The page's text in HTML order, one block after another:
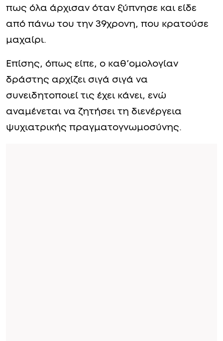
πως όλα άρχισαν όταν ξύπνησε και είδε
από πάνω του την 39χρονη, που κρατούσε
μαχαίρι.
Επίσης, όπως είπε, ο καθ’ομολογίαν
δράστης αρχίζει σιγά σιγά να
συνειδητοποιεί τις έχει κάνει, ενώ
αναμένεται να ζητήσει τη διενέργεια
ψυχιατρικής πραγματογνωμοσύνης.